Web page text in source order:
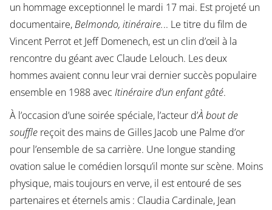
un hommage exceptionnel le mardi 17 mai. Est projeté un
documentaire,Belmondo, itinéraire... Le titre du film de
Vincent Perrot et Jeff Domenech, est un clin d’œil à la
rencontre du géant avec Claude Lelouch. Les deux
hommes avaient connu leur vrai dernier succès populaire
ensemble en 1988 avec Itinéraire d’un enfant gâté.
À l’occasion d’une soirée spéciale, l’acteur d’À bout de
soufflereçoit des mains de Gilles Jacob une Palme d’or
pour l’ensemble de sa carrière. Une longue standing
ovation salue le comédien lorsqu’il monte sur scène. Moins
physique, mais toujours en verve, il est entouré de ses
partenaires et éternels amis : Claudia Cardinale, Jean